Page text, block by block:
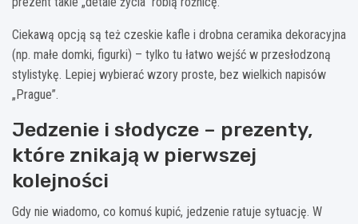
Ciekawą opcją są też czeskie kafle i drobna ceramika dekoracyjna
(np. małe domki, figurki) – tylko tu łatwo wejść w przesłodzoną
stylistykę. Lepiej wybierać wzory proste, bez wielkich napisów
„Prague”.
Jedzenie i słodycze – prezenty,
które znikają w pierwszej
kolejności
Gdy nie wiadomo, co komuś kupić, jedzenie ratuje sytuację. W